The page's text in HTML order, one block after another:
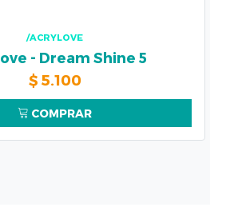
/ACRYLOVE
- Dream Shine 5
$ 5.100
COMPRAR